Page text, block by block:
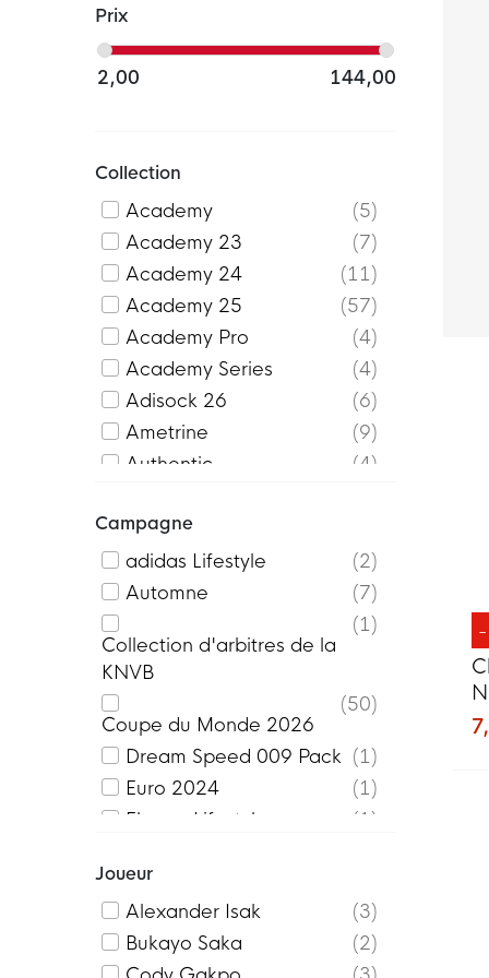
Prix
2,00 144,00
Collection
Academy
5
Academy 23
7
Academy 24
11
Academy 25
57
Academy Pro
4
Academy Series
4
Adisock 26
6
Ametrine
9
Authentic
4
Challenger
Classico
1
Club
10
48
Core
Energized
Entrada 22
29
First
15
Gardien
6
Icon
5
Icons
Ignite
5
League
9
Miler
4
Campagne
adidas Lifestyle
2
Automne
7
Collection d'arbitres de la
KNVB
1
Coupe du Monde 2026
50
Dream Speed 009 Pack
1
Euro 2024
1
Fleece Lifestyle
1
KM PE
Oranjeleeuwinnen
10
ProPlayer
10
Joueur
Alexander Isak
3
Bukayo Saka
2